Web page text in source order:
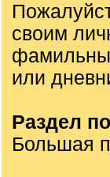
своим
или
Раздел
Большая